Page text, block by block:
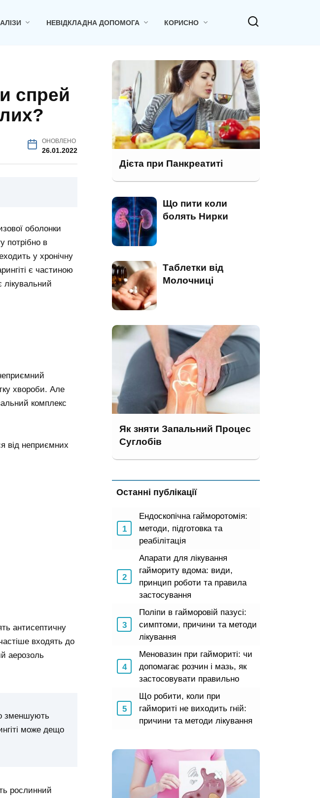
НЕВІДКЛАДНА ДОПОМОГА КОРИСНО
спрей
ОНОВЛЕНО
26.01.2022
оболонки
потрібно в
у хронічну
є частиною
лікувальний
хвороби. Але
комплекс
від неприємних
антисептичну
входять до
аерозоль
зменшують
може дещо
рослинний
Дієта при Панкреатиті
Що пити коли
болять Нирки
Таблетки від
Молочниці
Як зняти Запальний Процес
Суглобів
Останні публікації
Ендоскопічна гайморотомія:
методи, підготовка та
реабілітація
Апарати для лікування
гаймориту вдома: види,
принцип роботи та правила
застосування
Поліпи в гайморовій пазусі:
симптоми, причини та методи
лікування
Меновазин при гаймориті: чи
допомагає розчин і мазь, як
застосовувати правильно
Що робити, коли при
гаймориті не виходить гній:
причини та методи лікування